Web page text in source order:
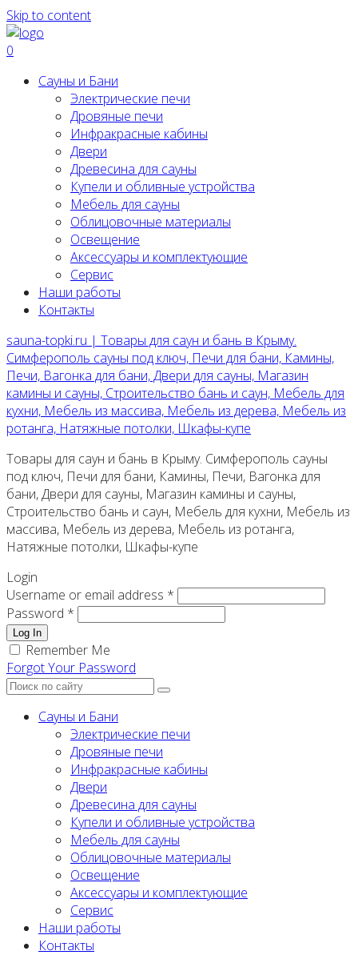
Skip to content
0
Сауны и Бани
Электрические печи
Дровяные печи
Инфракрасные кабины
Двери
Древесина для сауны
Купели и обливные устройства
Мебель для сауны
Облицовочные материалы
Освещение
Аксессуары и комплектующие
Сервис
Наши работы
Контакты
sauna-topki.ru | Товары для саун и бань в Крыму.
Симферополь сауны под ключ, Печи для бани, Камины,
Печи, Вагонка для бани, Двери для сауны, Магазин
камины и сауны, Строительство бань и саун, Мебель для
кухни, Мебель из массива, Мебель из дерева, Мебель из
ротанга, Натяжные потолки, Шкафы-купе
Товары для саун и бань в Крыму. Симферополь сауны
под ключ, Печи для бани, Камины, Печи, Вагонка для
бани, Двери для сауны, Магазин камины и сауны,
Строительство бань и саун, Мебель для кухни, Мебель из
массива, Мебель из дерева, Мебель из ротанга,
Натяжные потолки, Шкафы-купе
Login
Username or email address *
Password *
Log In
Remember Me
Forgot Your Password
Сауны и Бани
Электрические печи
Дровяные печи
Инфракрасные кабины
Двери
Древесина для сауны
Купели и обливные устройства
Мебель для сауны
Облицовочные материалы
Освещение
Аксессуары и комплектующие
Сервис
Наши работы
Контакты